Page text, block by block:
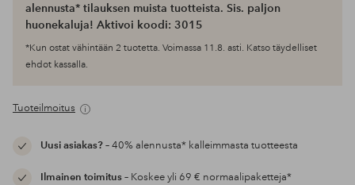
alennusta* tilauksen muista tuotteista. Sis. paljon
huonekaluja! Aktivoi koodi: 3015
*Kun ostat vähintään 2 tuotetta. Voimassa 11.8. asti. Katso täydelliset
ehdot kassalla.
Tuoteilmoitus
Uusi asiakas?– 40% alennusta* kalleimmasta tuotteesta
Ilmainen toimitus– Koskee yli 69 € normaalipaketteja*